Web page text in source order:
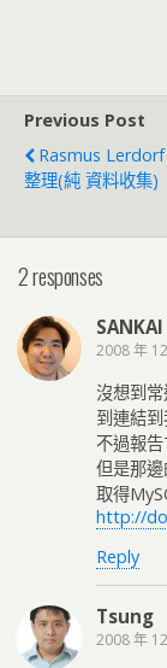
Previous Post
Rasmus
整理(純 資料收集)
2 responses
SANKAI
2008 年
沒想到
到連結
不過報
但是那
取得
http://
Reply
Tsung
2008 年